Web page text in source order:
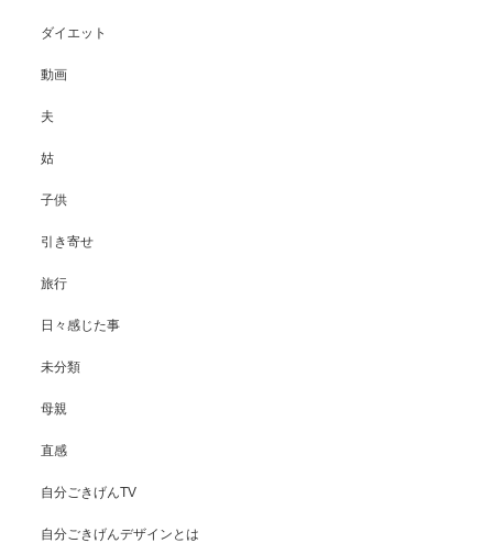
ダイエット
動画
夫
姑
子供
引き寄せ
旅行
日々感じた事
未分類
母親
直感
自分ごきげんTV
自分ごきげんデザインとは